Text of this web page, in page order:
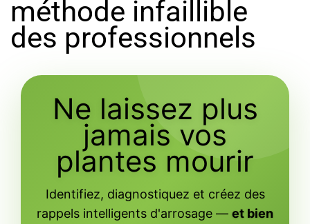
méthode infaillible
des professionnels
Ne laissez plus
jamais vos
plantes mourir
Identifiez, diagnostiquez et créez des
rappels intelligents d'arrosage — et bien